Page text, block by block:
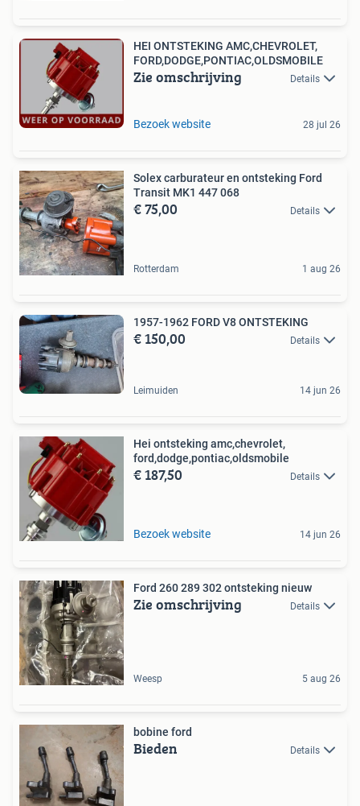
HEI ONTSTEKING AMC,CHEVROLET,
FORD,DODGE,PONTIAC,OLDSMOBILE
Zie omschrijving Details
Bezoek website 28 jul 26
Solex carburateur en ontsteking Ford
Transit MK1 447 068
€ 75,00 Details
Rotterdam 1 aug 26
1957-1962 FORD V8 ONTSTEKING
€ 150,00 Details
Leimuiden 14 jun 26
Hei ontsteking amc,chevrolet,
ford,dodge,pontiac,oldsmobile
€ 187,50 Details
Bezoek website 14 jun 26
Ford 260 289 302 ontsteking nieuw
Zie omschrijving Details
Weesp 5 aug 26
bobine ford
Bieden Details